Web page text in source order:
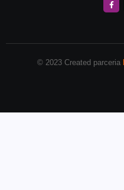
© 2023 Created parceria